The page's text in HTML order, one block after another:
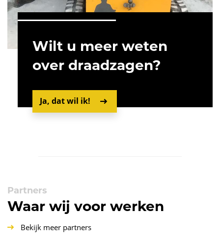
Wilt u meer weten
over draadzagen?
Ja, dat wil ik!
Partners
Waar wij voor werken
Bekijk meer partners